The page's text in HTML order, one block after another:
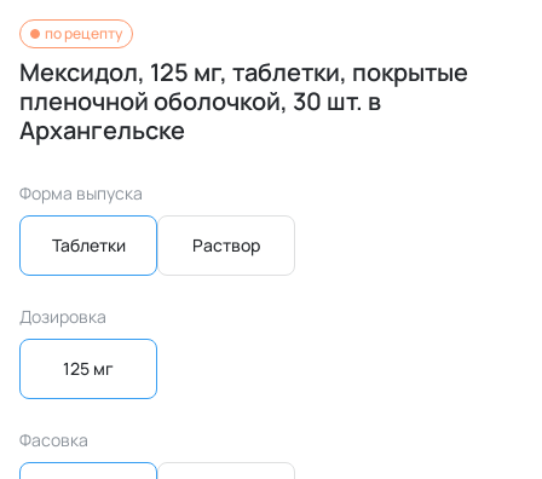
по рецепту
Мексидол, 125 мг, таблетки, покрытые
пленочной оболочкой, 30 шт. в
Архангельске
Форма выпуска
Таблетки Раствор
Дозировка
125 мг
Фасовка